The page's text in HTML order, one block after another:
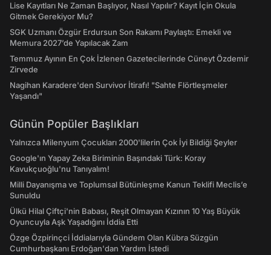
Lise Kayıtları Ne Zaman Başlıyor, Nasıl Yapılır? Kayıt İçin Okula
Gitmek Gerekiyor Mu?
SGK Uzmanı Özgür Erdursun Son Rakamı Paylaştı: Emekli ve
Memura 2027’de Yapılacak Zam
Temmuz Ayının En Çok İzlenen Gazetecilerinde Cüneyt Özdemir
Zirvede
Nagihan Karadere'den Survivor İtirafı! "Sahte Flörtleşmeler
Yaşandı"
Günün Popüler Başlıkları
Yalnızca Milenyum Çocukları 2000'lilerin Çok İyi Bildiği Şeyler
Google'ın Yapay Zeka Biriminin Başındaki Türk: Koray
Kavukçuoğlu'nu Tanıyalım!
Milli Dayanışma ve Toplumsal Bütünleşme Kanun Teklifi Meclis’e
Sunuldu
Ülkü Hilal Çiftçi'nin Babası, Reşit Olmayan Kızının 10 Yaş Büyük
Oyuncuyla Aşk Yaşadığını İddia Etti
Özge Özpirinçci İddialarıyla Gündem Olan Kübra Süzgün
Cumhurbaşkanı Erdoğan'dan Yardım İstedi